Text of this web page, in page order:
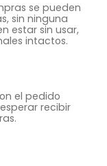
se pueden
sin ninguna
estar sin usar,
intactos.
el pedido
recibir